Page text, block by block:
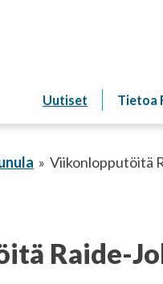
Uutiset Tietoa
Viikonlopputöitä
Raide-